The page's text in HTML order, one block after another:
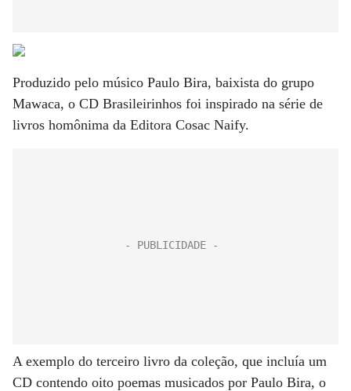
Produzido pelo músico Paulo Bira, baixista do grupo
Mawaca, o CD Brasileirinhos foi inspirado na série de
livros homônima da Editora Cosac Naify.
A exemplo do terceiro livro da coleção, que incluía um
CD contendo oito poemas musicados por Paulo Bira, o